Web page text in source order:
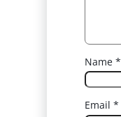
Name *
Email *